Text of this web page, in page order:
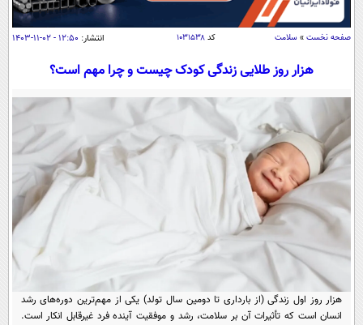
سیاسی
اقتصاد
جامعه
محیط زیست
بین الملل
سیاست خارجی
فرهنگ و هنر
اخبار کریپتو
مجله تصویری سلاح
ورزش
خواندنی ها و دیدنی ها
آموزش زبان
صفحه نخست » سلامت کد۱۰۳۱۵۳۸ انتشار: ۱۲:۵۰ - ۰۲-۱۱-۱۴۰۳
هزار روز طلایی زندگی کودک چیست و چرا مهم است؟
هزار روز اول زندگی (از بارداری تا دومین سال تولد) یکی از مهم‌ترین دوره‌های رشد
انسان است که تأثیرات آن بر سلامت، رشد و موفقیت آینده فرد غیرقابل انکار است.